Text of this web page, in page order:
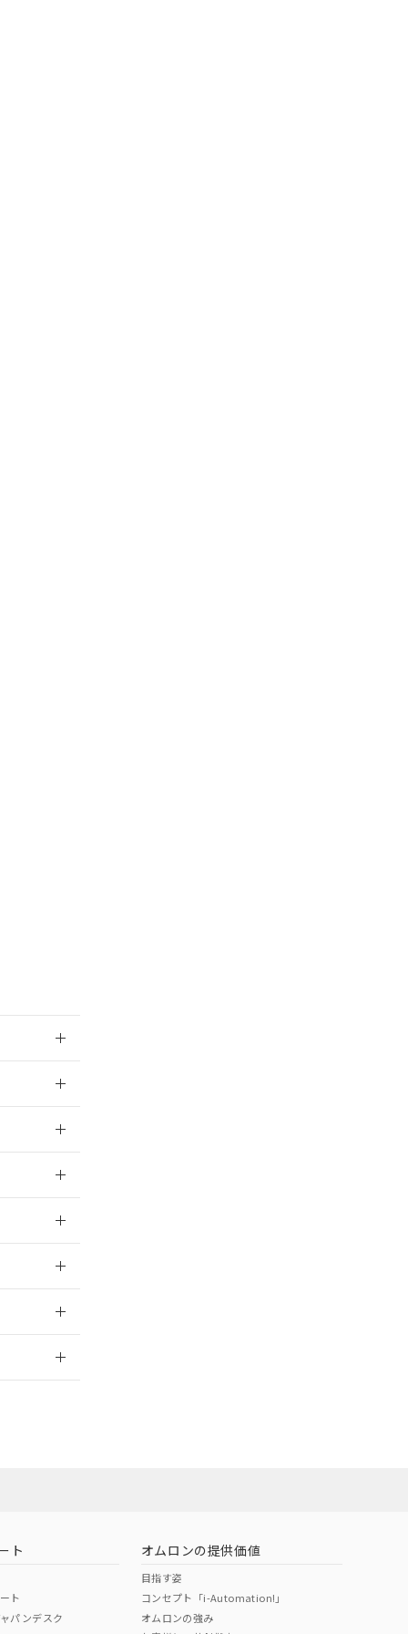
了承ください。
き作成されるも
御機器販売店・
ようお願いしま
にご登録され
」に記載されて
ず変更すること
下、フタル酸ジブチ
はありません。
品に未対応品が
年1月12日よ
ない年数を意
要な手段を講じ
これらの製造装
、取り引きをい
ト
ト
パンデスク
オムロンの提供価値
目指す姿
コンセプト「i-Automation!」
オムロンの強み